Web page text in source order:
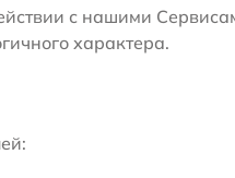
с нашими
характера.